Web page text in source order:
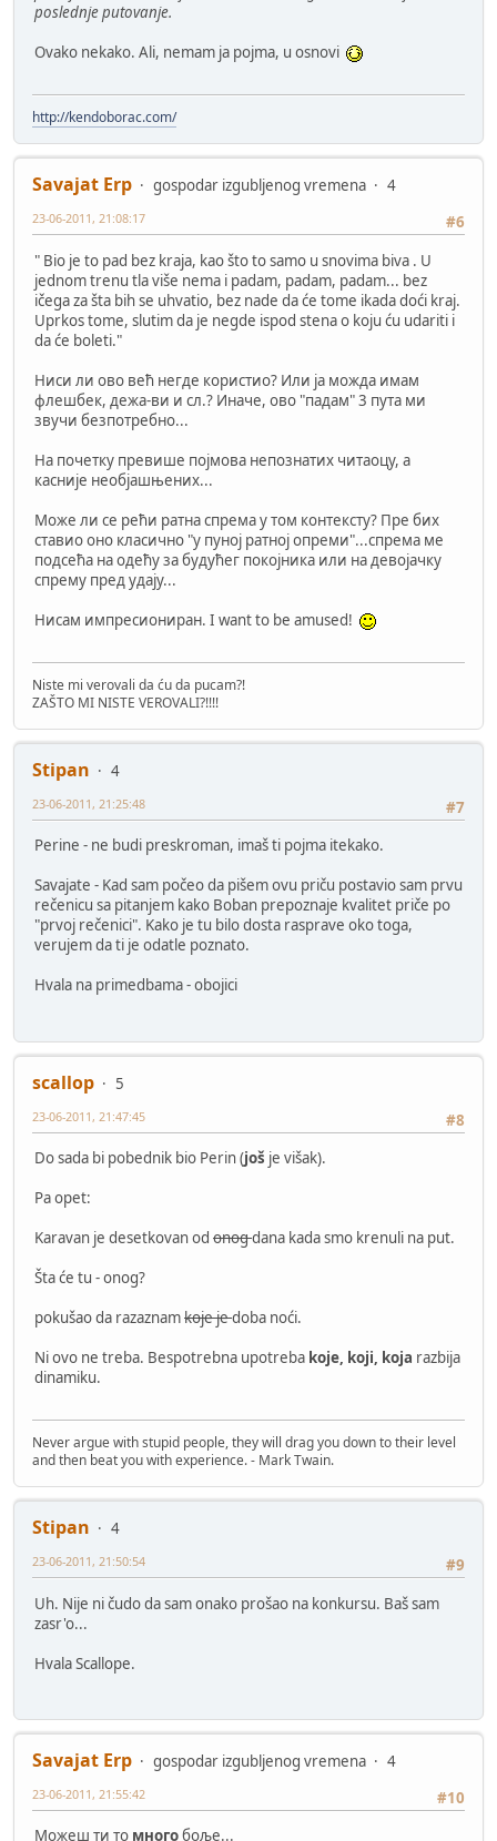
poslednje putovanje.
Ovako nekako. Ali, nemam ja pojma, u osnovi
http://kendoborac.com/
Savajat Erp gospodar izgubljenog vremena
4
#6
23-06-2011, 21:08:17
" Bio je to pad bez kraja, kao što to samo u snovima biva . U
jednom trenu tla više nema i padam, padam, padam... bez
ičega za šta bih se uhvatio, bez nade da će tome ikada doći kraj.
Uprkos tome, slutim da je negde ispod stena o koju ću udariti i
da će boleti."
Ниси ли ово већ негде користио? Или ја можда имам
флешбек, дежа-ви и сл.? Иначе, ово "падам" 3 пута ми
звучи безпотребно...
На почетку превише појмова непознатих читаоцу, а
касније необјашњених...
Може ли се рећи ратна спрема у том контексту? Пре бих
ставио оно класично "у пуној ратној опреми"...спрема ме
подсећа на одећу за будућег покојника или на девојачку
спрему пред удају...
Нисам импресиониран. I want to be amused!
Niste mi verovali da ću da pucam?!
ZAŠTO MI NISTE VEROVALI?!!!!
Stipan
4
#7
23-06-2011, 21:25:48
Perine - ne budi preskroman, imaš ti pojma itekako.
Savajate - Kad sam počeo da pišem ovu priču postavio sam prvu
rečenicu sa pitanjem kako Boban prepoznaje kvalitet priče po
"prvoj rečenici". Kako je tu bilo dosta rasprave oko toga,
verujem da ti je odatle poznato.
Hvala na primedbama - obojici
scallop
5
#8
23-06-2011, 21:47:45
Do sada bi pobednik bio Perin (još je višak).
Pa opet:
Karavan je desetkovan od onogdana kada smo krenuli na put.
Šta će tu - onog?
pokušao da razaznamkoje jedoba noći.
Ni ovo ne treba. Bespotrebna upotreba koje, koji, koja razbija
dinamiku.
Never argue with stupid people, they will drag you down to their level
and then beat you with experience. - Mark Twain.
Stipan
4
#9
23-06-2011, 21:50:54
Uh. Nije ni čudo da sam onako prošao na konkursu. Baš sam
zasr'o...
Hvala Scallope.
Savajat Erp gospodar izgubljenog vremena
4
#10
23-06-2011, 21:55:42
Можеш ти то многобоље...